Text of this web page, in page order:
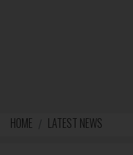
HOME LATEST NEWS